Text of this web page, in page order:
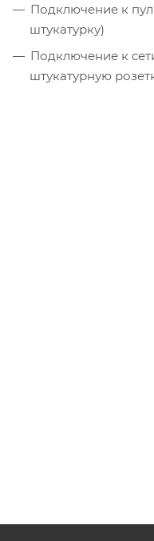
Подключение к
штукатурку)
Подключение к
штукатурную